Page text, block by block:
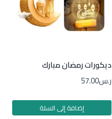
ديكورات رمضان مبارك
ر.س57.00
إضافة إلى السلة